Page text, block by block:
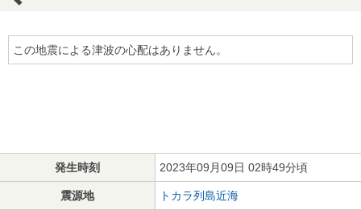
この地震による津波の心配はありません。
発生時刻 2023年09月09日 02時49分頃
震源地 トカラ列島近海